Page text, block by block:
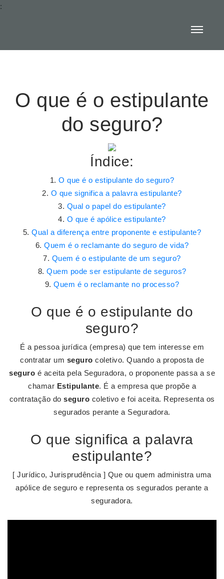
:
O que é o estipulante
do seguro?
Índice:
O que é o estipulante do seguro?
O que significa a palavra estipulante?
Qual o papel do estipulante?
O que é apólice estipulante?
Qual a diferença entre proponente e estipulante?
Quem é o reclamante do seguro de vida?
Quem é o estipulante de um seguro?
Quem pode ser estipulante de seguros?
Quem é o reclamante no processo?
O que é o estipulante do
seguro?
É a pessoa jurídica (empresa) que tem interesse em
contratar um seguro coletivo. Quando a proposta de
seguro é aceita pela Seguradora, o proponente passa a se
chamar Estipulante. É a empresa que propõe a
contratação do seguro coletivo e foi aceita. Representa os
segurados perante a Seguradora.
O que significa a palavra
estipulante?
[ Jurídico, Jurisprudência ] Que ou quem administra uma
apólice de seguro e representa os segurados perante a
seguradora.